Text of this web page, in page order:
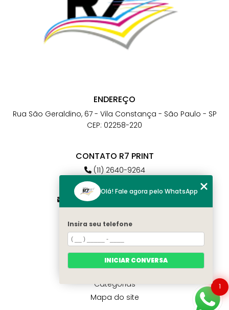
ENDEREÇO
Rua São Geraldino, 67 - Vila Constança - São Paulo - SP
CEP: 02258-220
CONTATO R7 PRINT
(11) 2640-9264
(11) 98784-6664
atendimento@r7print.com.br
MENU
Home
Quem somos
Contato
Categorias
Mapa do site
1
Olá! Fale agora pelo WhatsApp
Insira seu telefone
INICIAR CONVERSA